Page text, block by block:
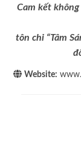
Cam kết
tôn chỉ “Tâm
Website: